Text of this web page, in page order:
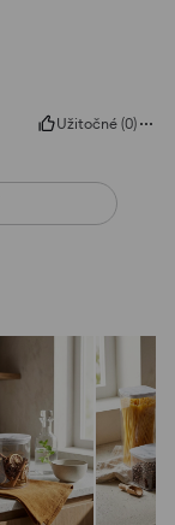
Užitočné (0)